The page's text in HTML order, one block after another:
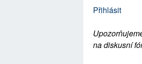
Přihlásit
na diskusní